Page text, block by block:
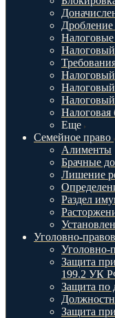
Дробление
Налоговый
Налоговая
Еще
Семейное право
Алименты
Брачные
Лишение
Раздел
Уголовно-
Уголовно-
Защита
199.2 УК
Защита по
Защита